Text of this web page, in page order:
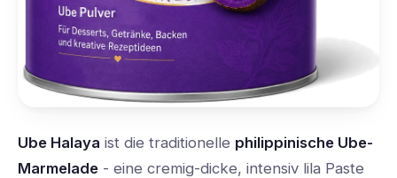
Ube Halaya ist die traditionelle philippinische Ube-
Marmelade - eine cremig-dicke, intensiv lila Paste